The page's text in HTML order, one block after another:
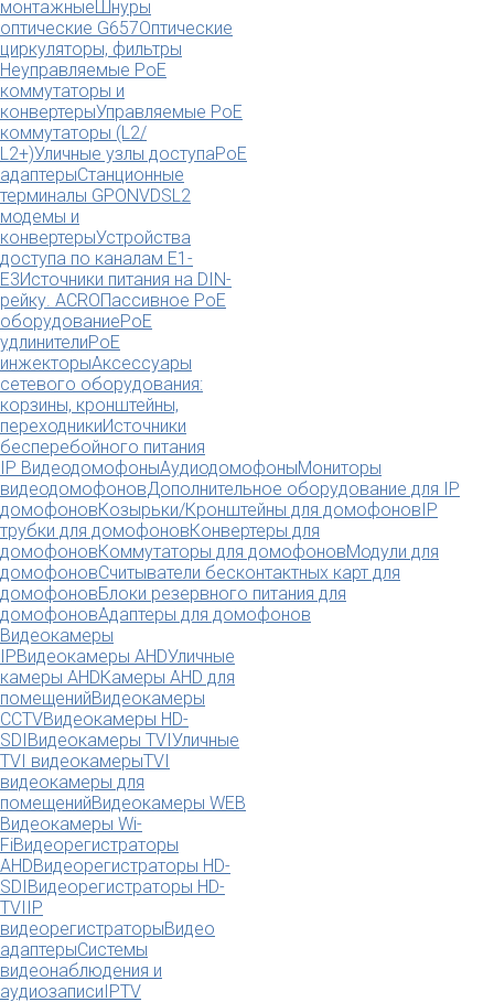
монтажныеШнуры
оптические G657Оптические
циркуляторы, фильтры
Неуправляемые PoE
коммутаторы и
конвертерыУправляемые PoE
коммутаторы (L2/
L2+)Уличные узлы доступаPoE
адаптерыСтанционные
терминалы GPONVDSL2
модемы и
конвертерыУстройства
доступа по каналам E1-
E3Источники питания на DIN-
рейку. ACROПассивное PoE
оборудованиеPoE
удлинителиPoE
инжекторыАксессуары
сетевого оборудования:
корзины, кронштейны,
переходникиИсточники
бесперебойного питания
IP ВидеодомофоныАудиодомофоныМониторы
видеодомофоновДополнительное оборудование для IP
домофоновКозырьки/Кронштейны для домофоновIP
трубки для домофоновКонвертеры для
домофоновКоммутаторы для домофоновМодули для
домофоновСчитыватели бесконтактных карт для
домофоновБлоки резервного питания для
домофоновАдаптеры для домофонов
Видеокамеры
IPВидеокамеры AHDУличные
камеры AHDКамеры AHD для
помещенийВидеокамеры
CCTVВидеокамеры HD-
SDIВидеокамеры TVIУличные
TVI видеокамерыTVI
видеокамеры для
помещенийВидеокамеры WEB
Видеокамеры Wi-
FiВидеорегистраторы
AHDВидеорегистраторы HD-
SDIВидеорегистраторы HD-
TVI IP
видеорегистраторыВидео
адаптерыСистемы
видеонаблюдения и
аудиозаписиIPTV